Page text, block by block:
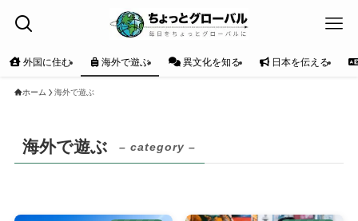
外国に住む 海外で遊ぶ 異文化を知る 日本を伝える
ホーム 海外で遊ぶ
海外で遊ぶ – category –